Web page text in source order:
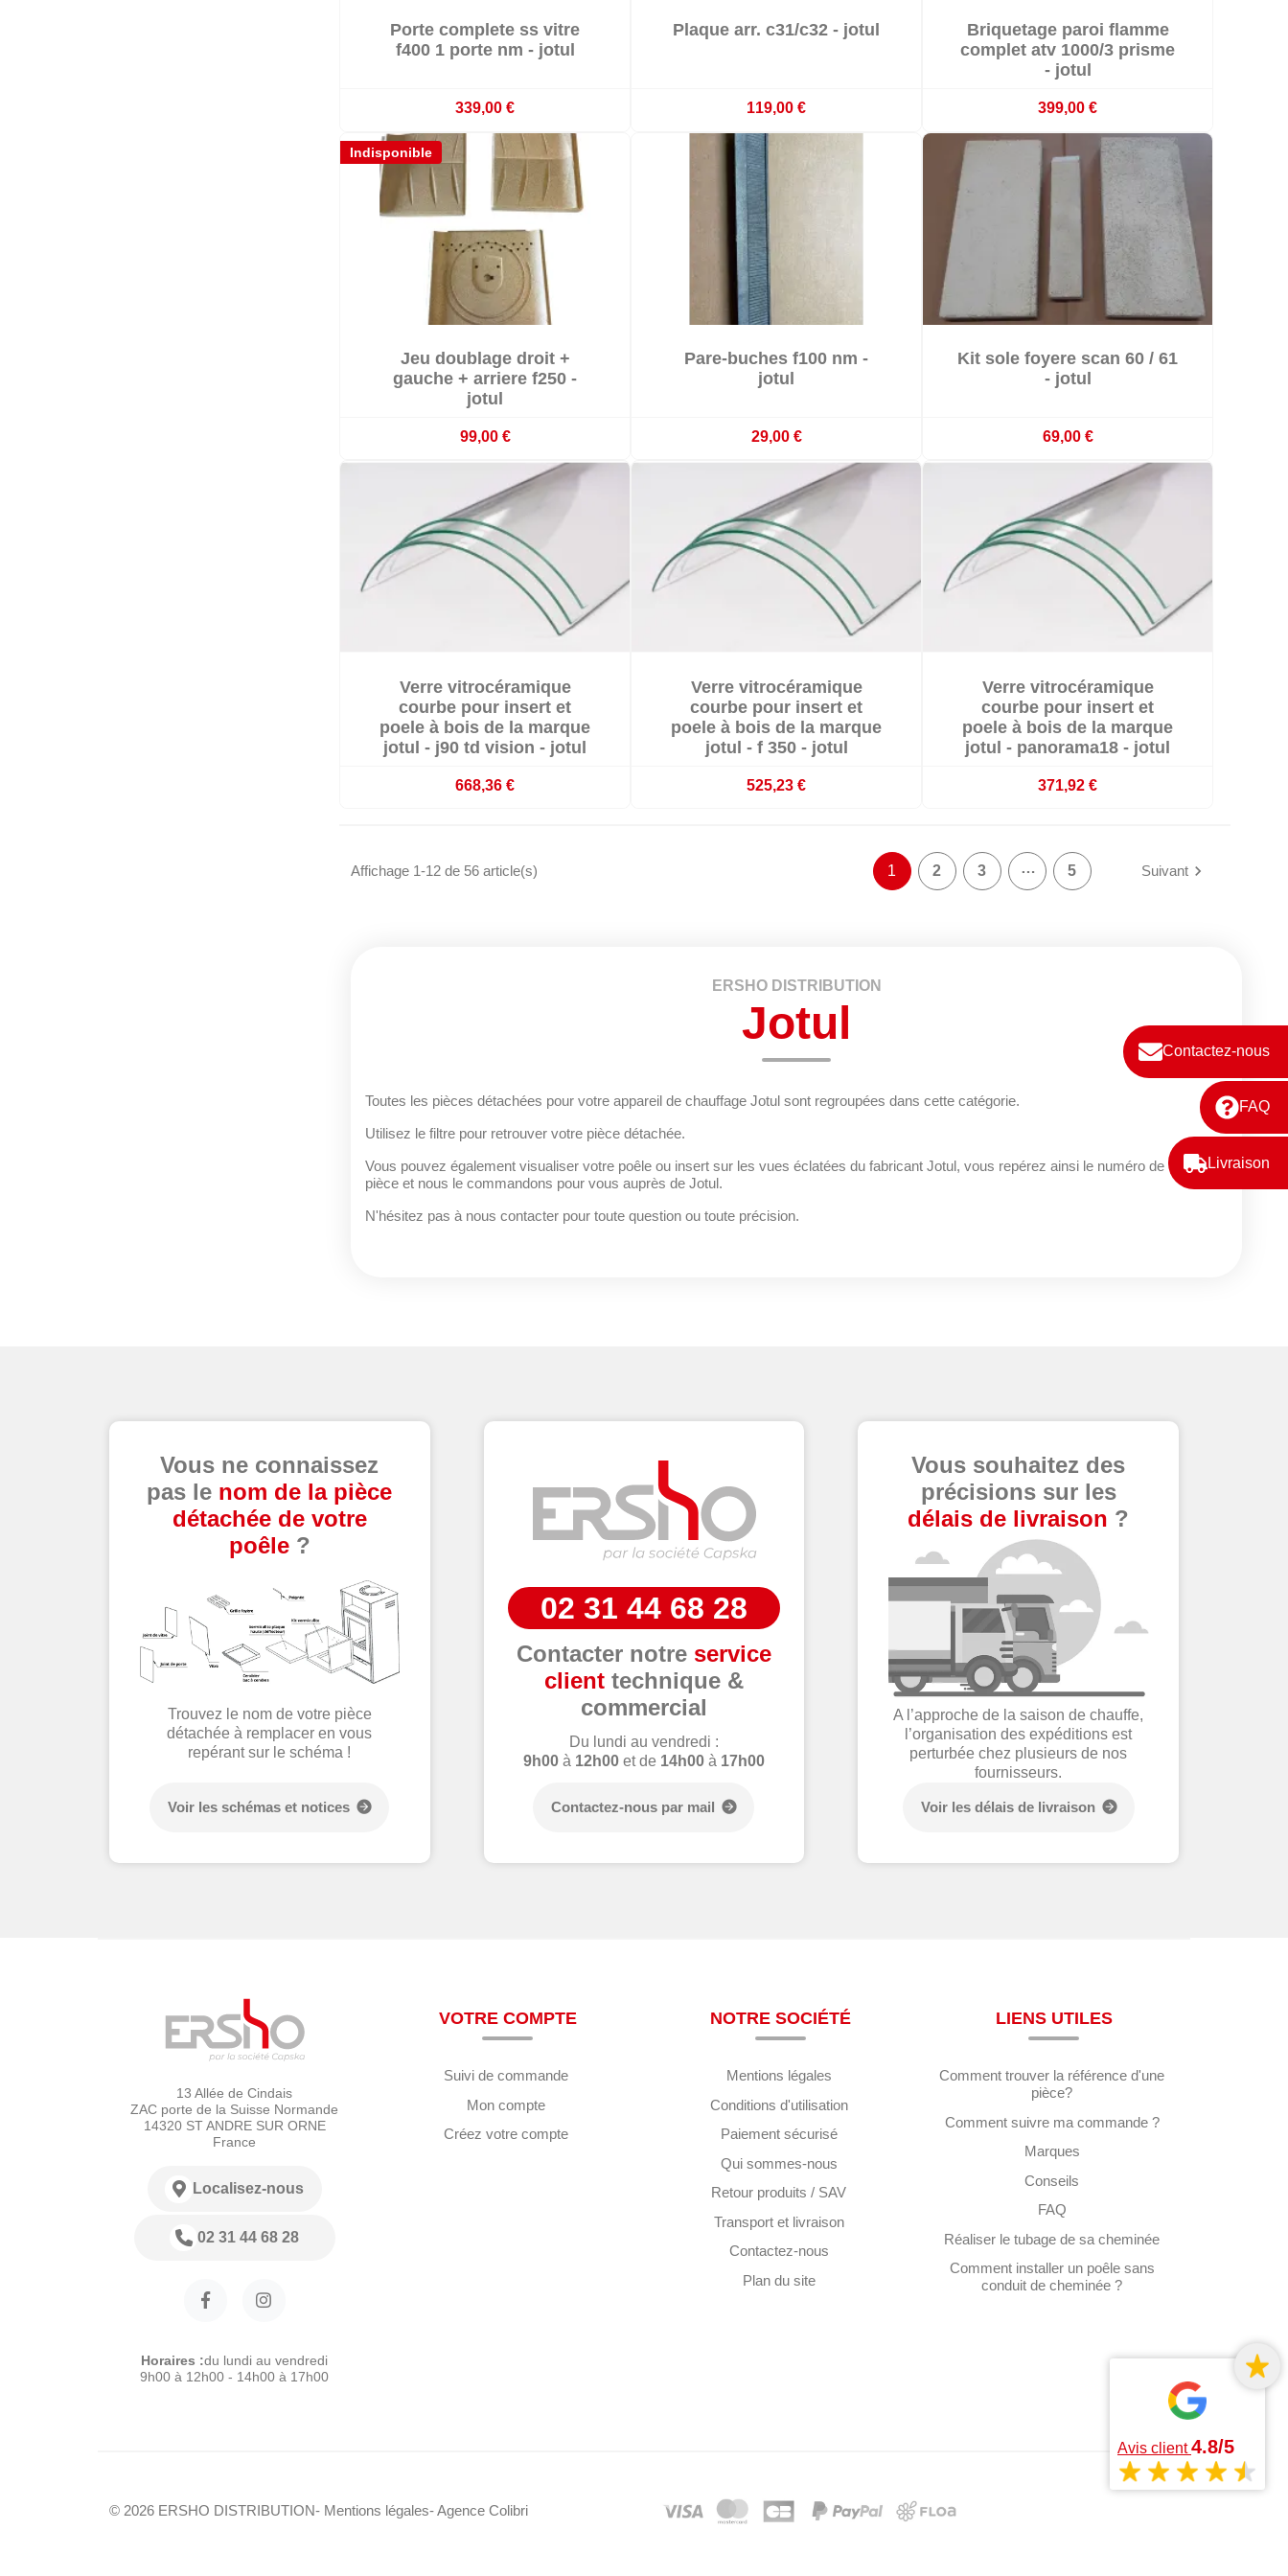
Avis client4.8/5
Contactez-nous
FAQ
Livraison
Derniers articles en stock
Porte complete ss vitre
f400 1 porte nm - jotul
339,00 €
Derniers articles en stock
Plaque arr. c31/c32 - jotul
119,00 €
Indisponible
Briquetage paroi flamme
complet atv 1000/3 prisme
- jotul
399,00 €
Indisponible
Indisponible
Jeu doublage droit +
gauche + arriere f250 -
jotul
99,00 €
Derniers articles en stock
Pare-buches f100 nm -
jotul
29,00 €
Derniers articles en stock
Kit sole foyere scan 60 / 61
- jotul
69,00 €
Indisponible
Verre vitrocéramique
courbe pour insert et
poele à bois de la marque
jotul - j90 td vision - jotul
668,36 €
En stock
Verre vitrocéramique
courbe pour insert et
poele à bois de la marque
jotul - f 350 - jotul
525,23 €
Indisponible
Verre vitrocéramique
courbe pour insert et
poele à bois de la marque
jotul - panorama18 - jotul
371,92 €
Affichage 1-12 de 56 article(s) 1 2 3 … 5 Suivant
ERSHO DISTRIBUTION
Jotul
Toutes les pièces détachées pour votre appareil de chauffage Jotul sont regroupées dans cette catégorie.
Utilisez le filtre pour retrouver votre pièce détachée.
Vous pouvez également visualiser votre poêle ou insert sur les vues éclatées du fabricant Jotul, vous repérez ainsi le numéro de votre
pièce et nous le commandons pour vous auprès de Jotul.
N'hésitez pas à nous contacter pour toute question ou toute précision.
Vous ne connaissez
pas le nom de la pièce
détachée de votre
poêle?
Trouvez le nom de votre pièce
détachée à remplacer en vous
repérant sur le schéma !
Voir les schémas et notices
02 31 44 68 28
Contacter notre service
clienttechnique &
commercial
Du lundi au vendredi :
9h00à 12h00et de 14h00à 17h00
Contactez-nous par mail
Vous souhaitez des
précisions sur les
délais de livraison ?
A l’approche de la saison de chauffe,
l’organisation des expéditions est
perturbée chez plusieurs de nos
fournisseurs.
Voir les délais de livraison
13 Allée de Cindais
ZAC porte de la Suisse Normande
14320 ST ANDRE SUR ORNE
France
Localisez-nous
02 31 44 68 28
Horaires :du lundi au vendredi
9h00 à 12h00 - 14h00 à 17h00
VOTRE COMPTE
Suivi de commande
Mon compte
Créez votre compte
NOTRE SOCIÉTÉ
Mentions légales
Conditions d'utilisation
Paiement sécurisé
Qui sommes-nous
Retour produits / SAV
Transport et livraison
Contactez-nous
Plan du site
LIENS UTILES
Comment trouver la référence d'une
pièce?
Comment suivre ma commande ?
Marques
Conseils
FAQ
Réaliser le tubage de sa cheminée
Comment installer un poêle sans
conduit de cheminée ?
© 2026 ERSHO DISTRIBUTION- Mentions légales- Agence Colibri